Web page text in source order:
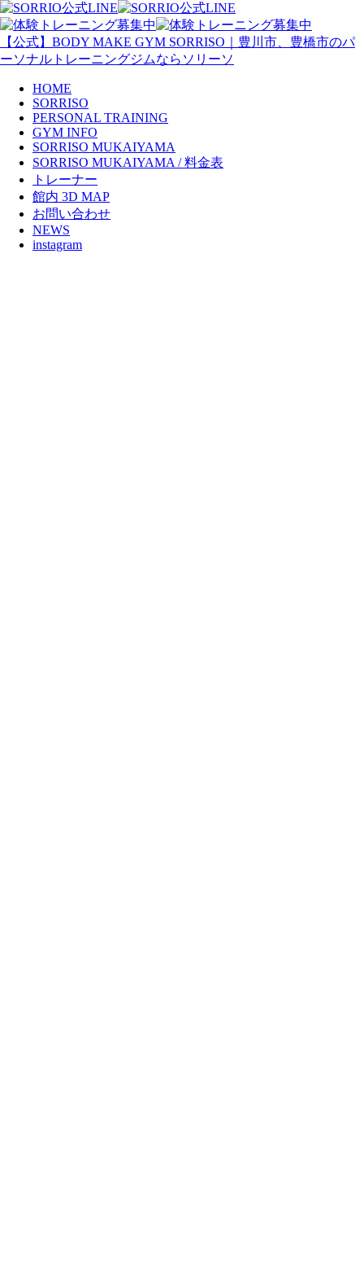
【公式】BODY MAKE GYM SORRISO｜豊川市、豊橋市のパ
ーソナルトレーニングジムならソリーソ
HOME
SORRISO
PERSONAL TRAINING
GYM INFO
SORRISO MUKAIYAMA
SORRISO MUKAIYAMA / 料金表
トレーナー
館内 3D MAP
お問い合わせ
NEWS
instagram